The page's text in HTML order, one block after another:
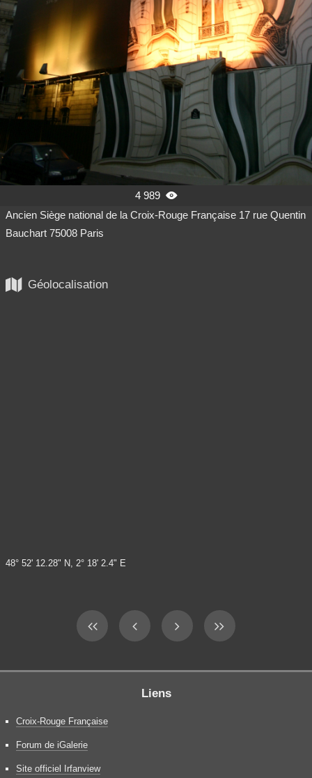
4 989 
Ancien Siège national de la Croix-Rouge Française 17 rue Quentin
Bauchart 75008 Paris
 Géolocalisation
48° 52' 12.28" N, 2° 18' 2.4" E
Liens
Croix-Rouge Française
Forum de iGalerie
Site officiel Irfanview